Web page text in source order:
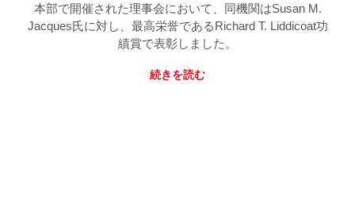
本部で開催された理事会において、同機関はSusan M.
Jacques氏に対し、最高栄誉であるRichard T. Liddicoat功
績賞で表彰しました。
続きを読む